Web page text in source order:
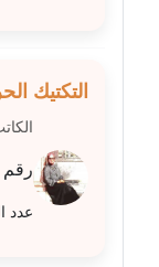
التكتيك
رقم
عدد